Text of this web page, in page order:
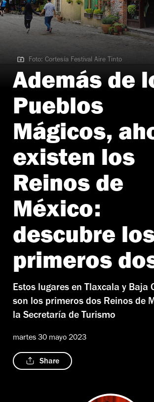
Foto: Cortesía Festival Aire Tinto
Foto: Cortesía Festival Aire Tinto
Además de
Pueblos
Mágicos,
existen los
Reinos de
México:
descubre
primeros
Estos lugares en Tlaxcala y Baja
son los primeros dos Reinos de
la Secretaría de Turismo
martes 30 mayo 2023
Share